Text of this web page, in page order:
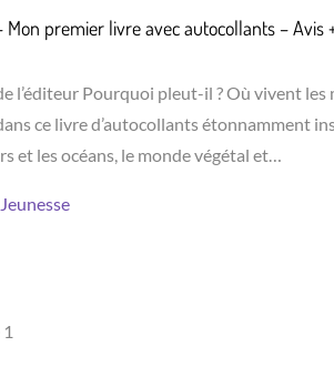
Mon premier livre avec autocollants – Avis
l’éditeur Pourquoi pleut-il ? Où vivent les
ce livre d’autocollants étonnamment
et les océans, le monde végétal et…
Jeunesse